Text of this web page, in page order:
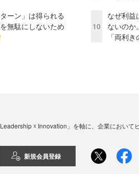
ーン」は得られる
無駄にしないため
10
なぜ利益
ないのか
「両利き
Leadership ☓ Innovation」を軸に、企業において
新規会員登録